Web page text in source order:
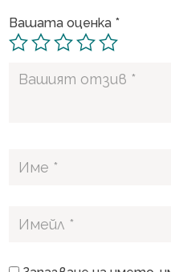
Вашата оценка *